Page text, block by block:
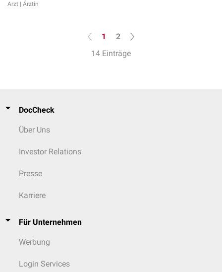
Arzt | Ärztin
1
2
14 Einträge
DocCheck
Über Uns
Investor Relations
Presse
Karriere
Für Unternehmen
Werbung
Login Services